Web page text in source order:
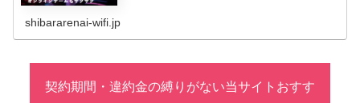
shibararenai-wifi.jp
契約期間・違約金の縛りがない当サイトおすす